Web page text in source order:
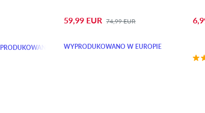
W EUROPIE
59,99 EUR 74,99 EUR
WYPRODUKOWANO W EUROPIE